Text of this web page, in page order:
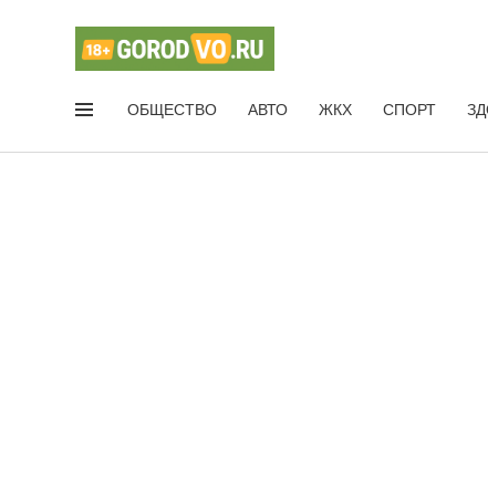
ОБЩЕСТВО АВТО ЖКХ СПОРТ